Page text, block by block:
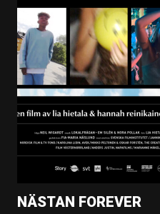
NÄSTAN FOREVER